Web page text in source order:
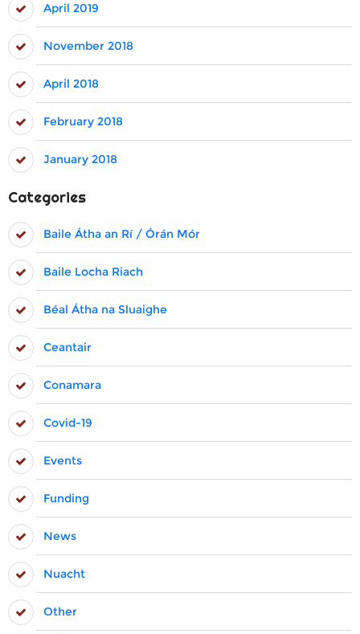
April 2019
November 2018
April 2018
February 2018
January 2018
Categories
Baile Átha an Rí / Órán Mór
Baile Locha Riach
Béal Átha na Sluaighe
Ceantair
Conamara
Covid-19
Events
Funding
News
Nuacht
Other